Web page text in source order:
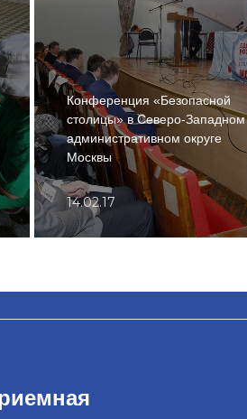
Конференция «Безопасной
столицы» в Северо-Западном
административном округе
Москвы
14.02.17